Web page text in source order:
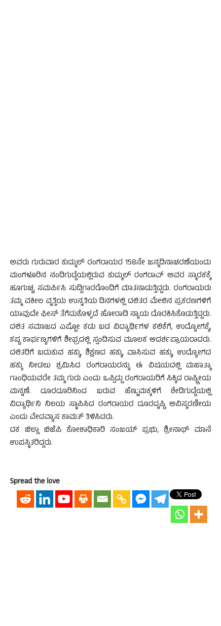
ಅವರು ಗುರುವಾರ ಕುದ್ಮುಲ್ ರಂಗರಾಯರ 158ನೇ ಜನ್ಮದಿನಾಚರಣೆಯಂದು
ಮಂಗಳೂರಿನ ನಂದಿಗುಡ್ಡೆಯಲ್ಲಿರುವ ಕುದ್ಮುಲ್ ರಂಗರಾವ್ ಅವರ ಸ್ಮಾರಕಕ್ಕೆ
ಹೂಗುಚ್ಚ ಸಮರ್ಪಿಸಿ ಸುದ್ದಿಗಾರರೊಂದಿಗೆ ಮಾತನಾಡುತ್ತಿದ್ದರು. ರಂಗರಾಯರು
ತಮ್ಮ ವಕೀಲ ವೃತ್ತಿಯ ಉನ್ನತಿಯ ದಿನಗಳಲ್ಲಿ ದಲಿತರ ಮೇಲಿನ ಪ್ರಕರಣಗಳಿಗೆ
ಯಾವುದೇ ಫೀಸ್ ತೆಗೆದುಕೊಳ್ಳದೆ ಹೋರಾಡಿ ನ್ಯಾಯ ದೊರಕಿಸಿಕೊಡುತ್ತಿದ್ದರು.
ದಲಿತ ಸಮಾಜದ ಎಷ್ಟೋ ಕಡು ಬಡ ವಿದ್ಯಾರ್ಥಿಗಳ ಕಲಿಕೆಗೆ, ಉದ್ಯೋಗಕ್ಕೆ,
ಕಷ್ಟ ಕಾರ್ಫಣ್ಯಗಳಿಗೆ ಶೀಘ್ರದಲ್ಲಿ ಸ್ಪಂದಿಸುವ ಮೂಲಕ ಆದರ್ಶಪ್ರಾಯರಾದರು.
ದಲಿತರಿಗೆ ಬದುಕುವ ಹಕ್ಕು, ಶಿಕ್ಷಣದ ಹಕ್ಕು, ವಾಸಿಸುವ ಹಕ್ಕು, ಉದ್ಯೋಗದ
ಹಕ್ಕು ನೀಡಲು ಶ್ರಮಿಸಿದ ರಂಗರಾಯರನ್ನು ಈ ವಿಷಯದಲ್ಲಿ ಮಹಾತ್ಮಾ
ಗಾಂಧಿಯವರೇ ತಮ್ಮ ಗುರು ಎಂದು ಒಪ್ಪಿದ್ದು ರಂಗರಾಯರಿಗೆ ಸಿಕ್ಕಿದ ರಾಷ್ಟ್ರೀಯ
ಮನ್ನಣೆ. ದೂರದೂರಿನಿಂದ ಬರುವ ಹೆಣ್ಣುಮಕ್ಕಳಿಗೆ ಶೇಡಿಗುಡ್ಡೆಯಲ್ಲಿ
ವಿದ್ಯಾರ್ಥಿನಿ ನಿಲಯ ಸ್ಥಾಪಿಸಿದ ರಂಗರಾಯರ ದೂರದೃಷ್ಟಿ ಅವಿಸ್ಮರಣೀಯ
ಎಂದು ವೇದವ್ಯಾಸ ಕಾಮತ್ ತಿಳಿಸಿದರು.
ದಕ ಜಿಲ್ಲಾ ಬಿಜೆಪಿ ಕೋಶಾಧಿಕಾರಿ ಸಂಜಯ್ ಪ್ರಭು, ಶ್ರೀನಾಥ್ ಮಾನೆ
ಉಪಸ್ಥಿತರಿದ್ದರು.
Spread the love